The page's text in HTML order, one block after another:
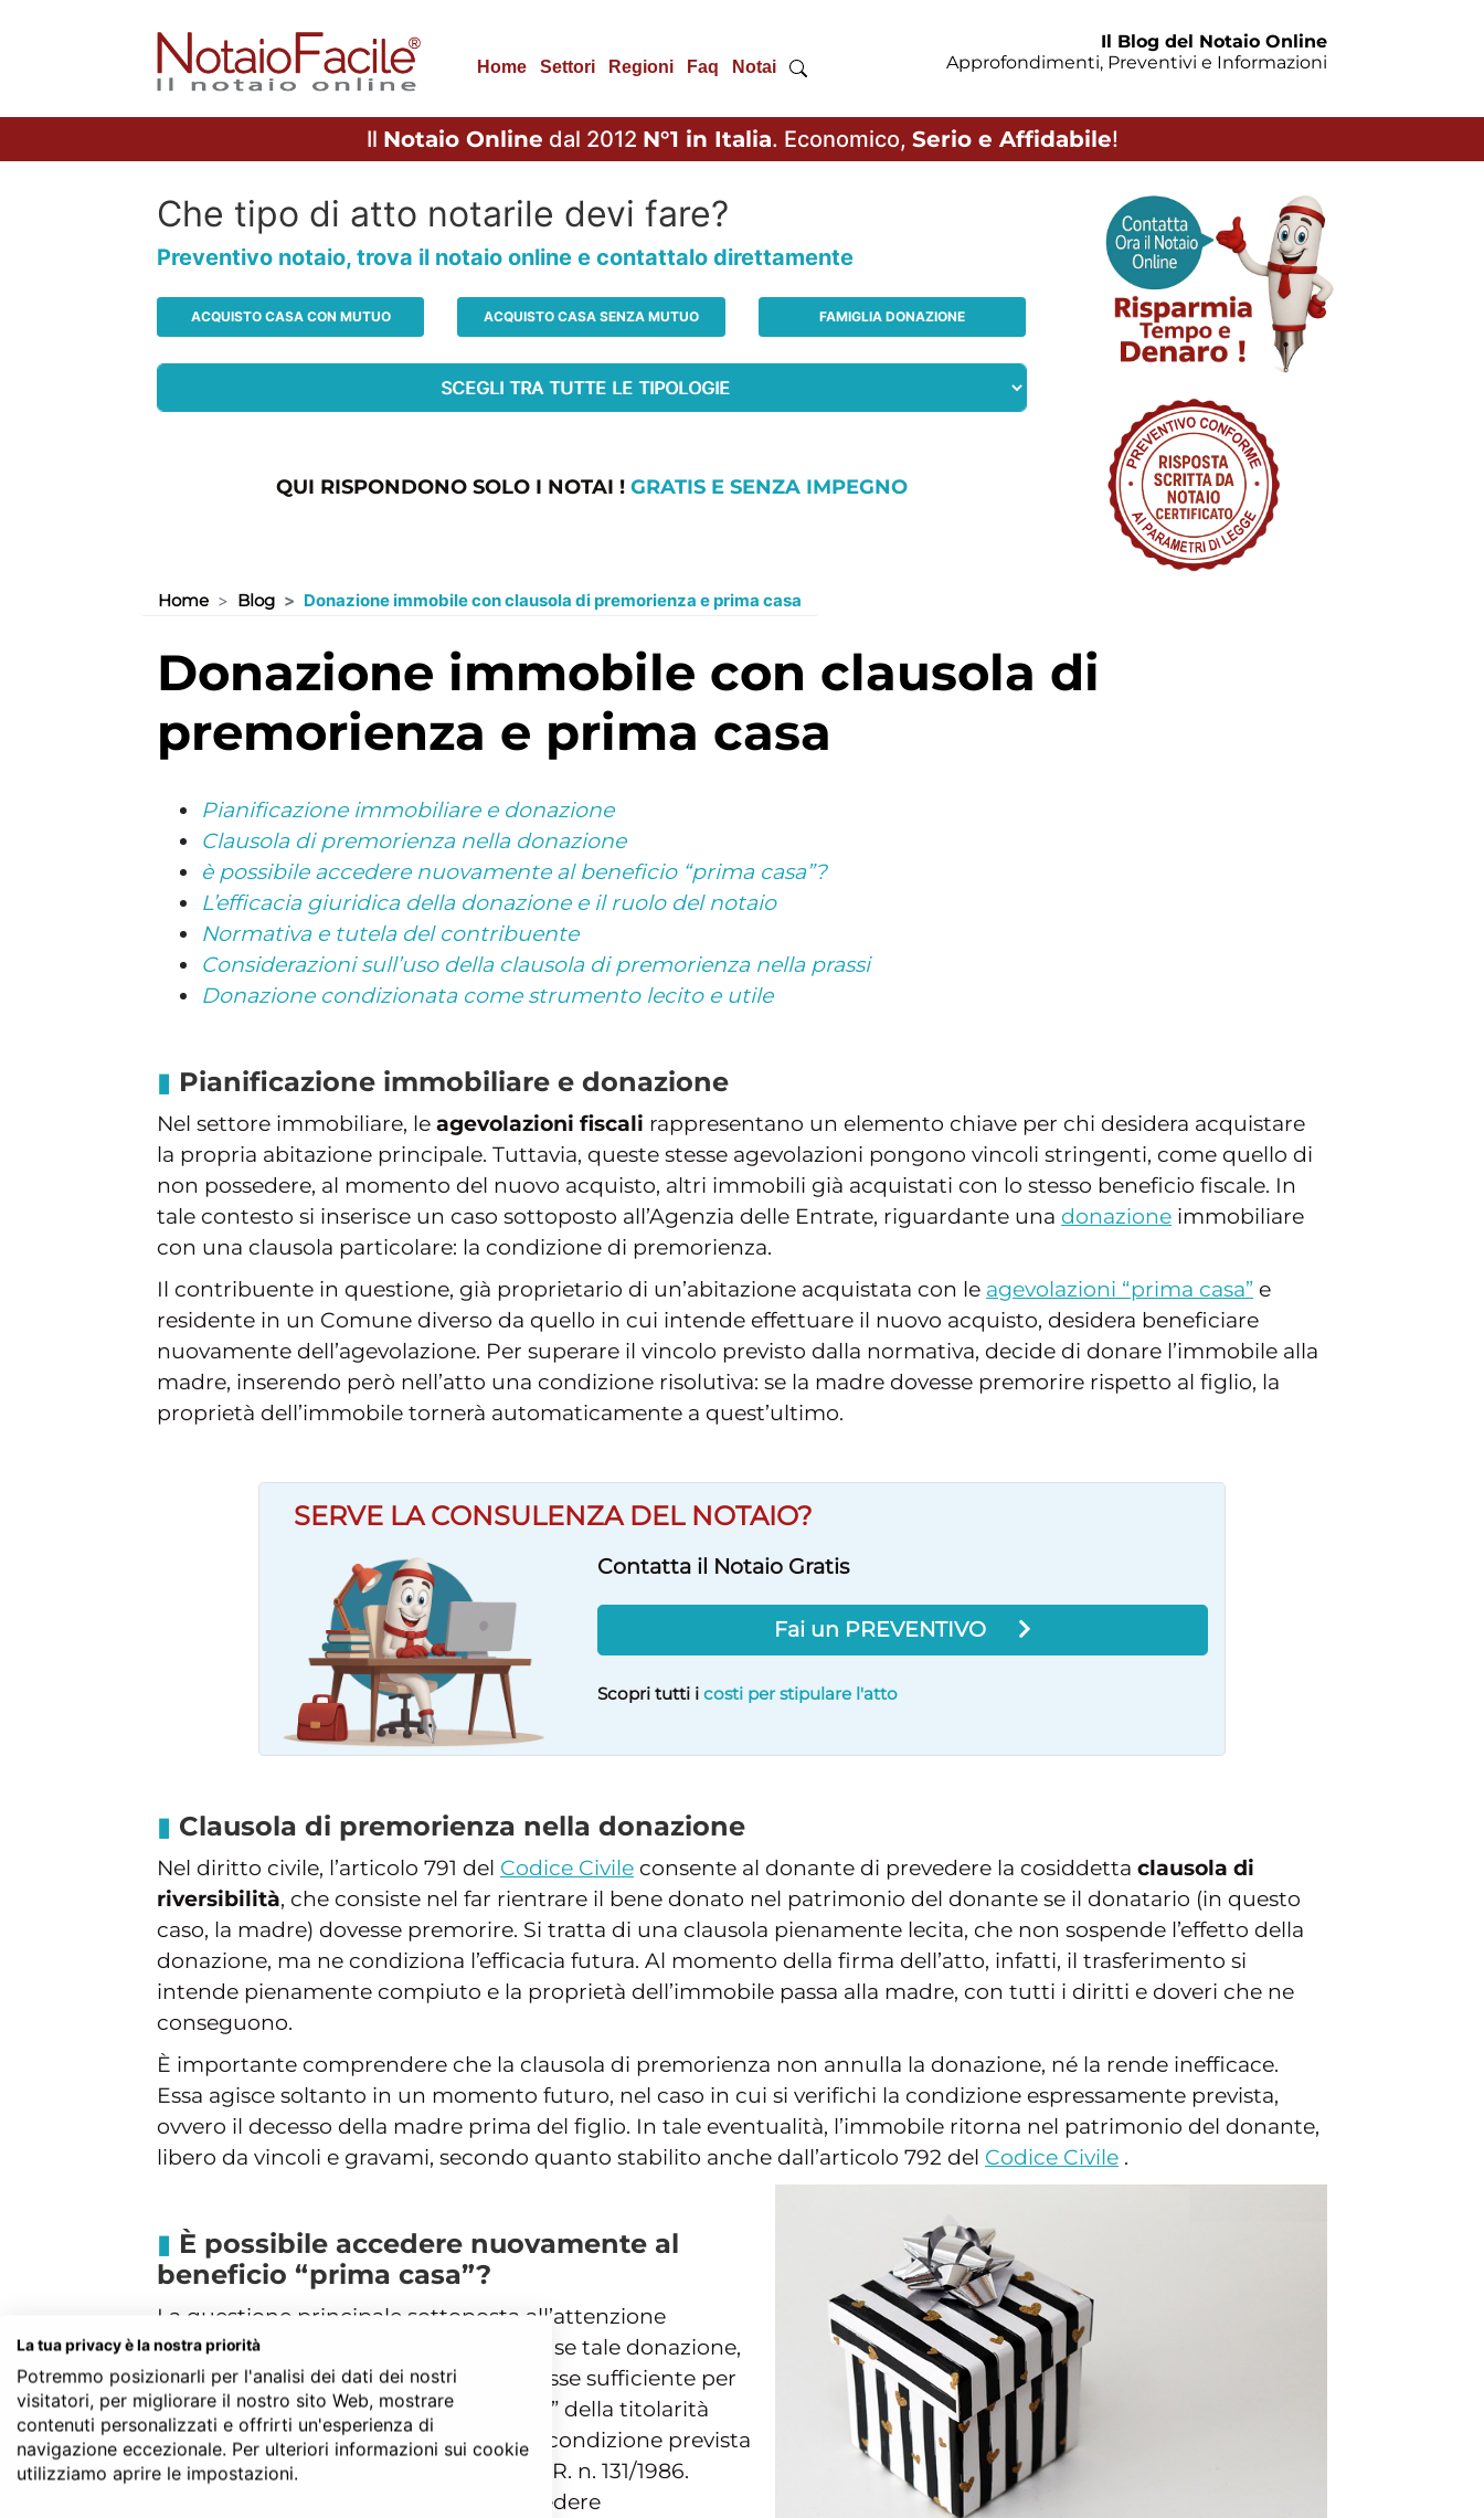
Home Settori Regioni Faq Notai
Il Blog del Notaio Online
Approfondimenti, Preventivi e Informazioni
Il Notaio Online dal 2012 N°1 in Italia. Economico, Serio e Affidabile!
Che tipo di atto notarile devi fare?
Preventivo notaio, trova il notaio online e contattalo direttamente
ACQUISTO CASA CON MUTUO ACQUISTO CASA SENZA MUTUO FAMIGLIA DONAZIONE
QUI RISPONDONO SOLO I NOTAI ! GRATIS E SENZA IMPEGNO
Home Blog Donazione immobile con clausola di premorienza e prima casa
donazione immobile con clausola di
premorienza e prima casa
Pianificazione immobiliare e donazione
Clausola di premorienza nella donazione
è possibile accedere nuovamente al beneficio “prima casa”?
L’efficacia giuridica della donazione e il ruolo del notaio
Normativa e tutela del contribuente
Considerazioni sull’uso della clausola di premorienza nella prassi
Donazione condizionata come strumento lecito e utile
Pianificazione immobiliare e donazione
Nel settore immobiliare, le agevolazioni fiscali rappresentano un elemento chiave per chi desidera acquistare
la propria abitazione principale. Tuttavia, queste stesse agevolazioni pongono vincoli stringenti, come quello di
non possedere, al momento del nuovo acquisto, altri immobili già acquistati con lo stesso beneficio fiscale. In
tale contesto si inserisce un caso sottoposto all’Agenzia delle Entrate, riguardante una donazione immobiliare
con una clausola particolare: la condizione di premorienza.
Il contribuente in questione, già proprietario di un’abitazione acquistata con le agevolazioni “prima casa” e
residente in un Comune diverso da quello in cui intende effettuare il nuovo acquisto, desidera beneficiare
nuovamente dell’agevolazione. Per superare il vincolo previsto dalla normativa, decide di donare l’immobile alla
madre, inserendo però nell’atto una condizione risolutiva: se la madre dovesse premorire rispetto al figlio, la
proprietà dell’immobile tornerà automaticamente a quest’ultimo.
SERVE LA CONSULENZA DEL NOTAIO?
Contatta il Notaio Gratis
Fai un PREVENTIVO
Scopri tutti icosti per stipulare l'atto
Clausola di premorienza nella donazione
Nel diritto civile, l’articolo 791 del Codice Civile consente al donante di prevedere la cosiddetta clausola di
riversibilità, che consiste nel far rientrare il bene donato nel patrimonio del donante se il donatario (in questo
caso, la madre) dovesse premorire. Si tratta di una clausola pienamente lecita, che non sospende l’effetto della
donazione, ma ne condiziona l’efficacia futura. Al momento della firma dell’atto, infatti, il trasferimento si
intende pienamente compiuto e la proprietà dell’immobile passa alla madre, con tutti i diritti e doveri che ne
conseguono.
È importante comprendere che la clausola di premorienza non annulla la donazione, né la rende inefficace.
Essa agisce soltanto in un momento futuro, nel caso in cui si verifichi la condizione espressamente prevista,
ovvero il decesso della madre prima del figlio. In tale eventualità, l’immobile ritorna nel patrimonio del donante,
libero da vincoli e gravami, secondo quanto stabilito anche dall’articolo 792 del Codice Civile .
È possibile accedere nuovamente al
beneficio “prima casa”?
La questione principale sottoposta all’attenzione
dell’Agenzia delle Entrate era dunque se tale donazione,
pur con la clausola di premorienza, fosse sufficiente per
considerare il contribuente “spogliato” della titolarità
dell’immobile ai fini del rispetto della condizione prevista
dalla lettera c) della Nota II-bis del d.P.R. n. 131/1986.
Questa norma stabilisce che, per accedere
La tua privacy è la nostra priorità
Potremmo posizionarli per l'analisi dei dati dei nostri
visitatori, per migliorare il nostro sito Web, mostrare
contenuti personalizzati e offrirti un'esperienza di
navigazione eccezionale. Per ulteriori informazioni sui cookie
utilizziamo aprire le impostazioni.